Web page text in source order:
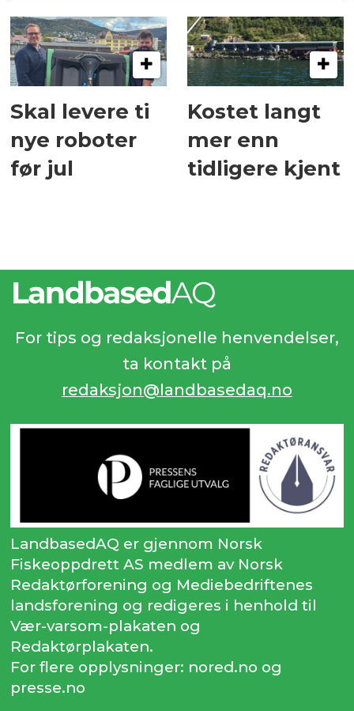
Skal levere ti
nye roboter
før jul
Kostet langt
mer enn
tidligere kjent
For tips og redaksjonelle henvendelser,
ta kontakt på
redaksjon@landbasedaq.no
LandbasedAQ er gjennom Norsk
Fiskeoppdrett AS medlem av Norsk
Redaktørforening og Mediebedriftenes
landsforening og redigeres i henhold til
Vær-varsom-plakaten og
Redaktørplakaten.
For flere opplysninger: nored.no og
presse.no